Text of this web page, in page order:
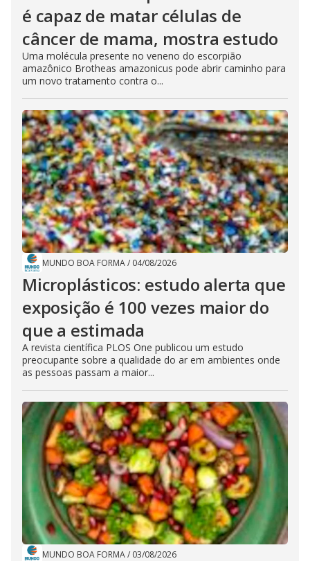
é capaz de matar células de
câncer de mama, mostra estudo
Uma molécula presente no veneno do escorpião
amazônico Brotheas amazonicus pode abrir caminho para
um novo tratamento contra o...
MUNDO BOA FORMA/ 04/08/2026
Microplásticos: estudo alerta que
exposição é 100 vezes maior do
que a estimada
A revista científica PLOS One publicou um estudo
preocupante sobre a qualidade do ar em ambientes onde
as pessoas passam a maior...
MUNDO BOA FORMA/ 03/08/2026